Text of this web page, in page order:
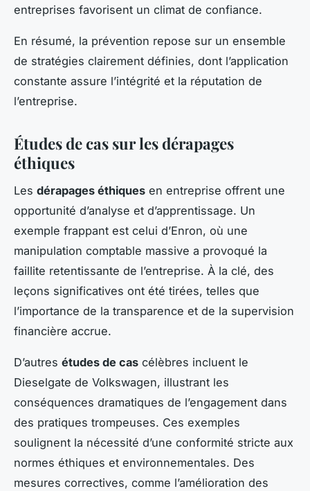
entreprises favorisent un climat de confiance.
En résumé, la prévention repose sur un ensemble
de stratégies clairement définies, dont l’application
constante assure l’intégrité et la réputation de
l’entreprise.
Études de cas sur les dérapages
éthiques
Les dérapages éthiques en entreprise offrent une
opportunité d’analyse et d’apprentissage. Un
exemple frappant est celui d’Enron, où une
manipulation comptable massive a provoqué la
faillite retentissante de l’entreprise. À la clé, des
leçons significatives ont été tirées, telles que
l’importance de la transparence et de la supervision
financière accrue.
D’autres études de cas célèbres incluent le
Dieselgate de Volkswagen, illustrant les
conséquences dramatiques de l’engagement dans
des pratiques trompeuses. Ces exemples
soulignent la nécessité d’une conformité stricte aux
normes éthiques et environnementales. Des
mesures correctives, comme l’amélioration des